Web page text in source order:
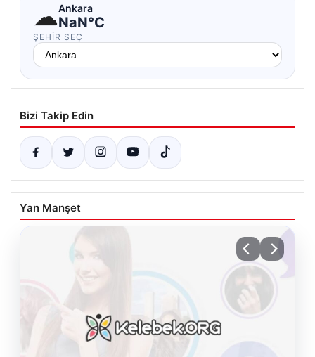
☁Ankara
NaN°C
ŞEHIR SEÇ
Bizi Takip Edin
Yan Manşet